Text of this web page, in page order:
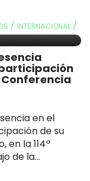
/ INTERNACIONAL /
Conferencia
en el
de su
en la 114ª
de la...